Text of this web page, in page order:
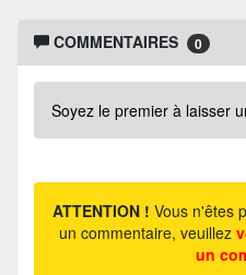
COMMENTAIRES 0
Soyez le premier à laisser
ATTENTION ! Vous n'êtes
un commentaire, veuillez
un